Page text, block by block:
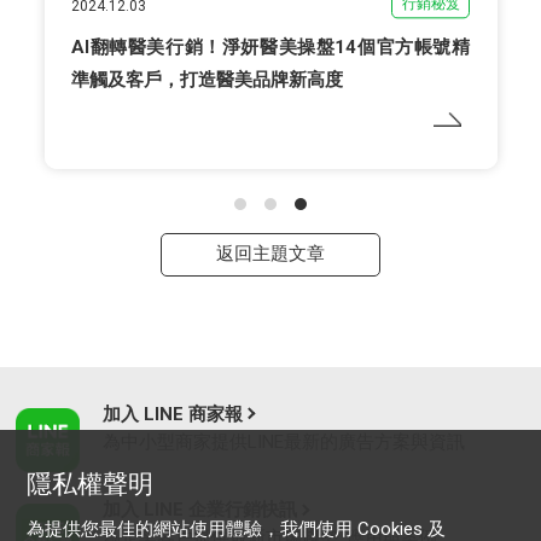
2024.12.03 行銷秘笈
AI翻轉醫美行銷！淨妍醫美操盤14個官方帳號精
準觸及客戶，打造醫美品牌新高度
返回主題文章
加入 LINE 商家報
隱私權聲明
為提供您最佳的網站使用體驗，我們使用 Cookies 及